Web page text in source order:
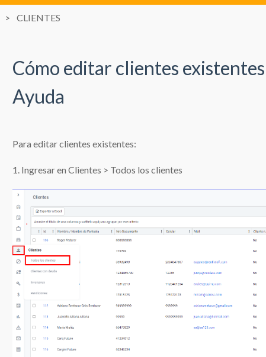
CLIENTES
Cómo editar clientes
Ayuda
Para editar clientes existentes:
1. Ingresar en Clientes > Todos los clientes